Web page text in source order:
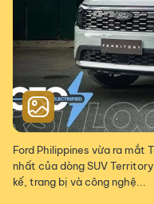
Ford Philippines vừa ra mắt
nhất của dòng SUV
kế, trang bị và công nghệ...